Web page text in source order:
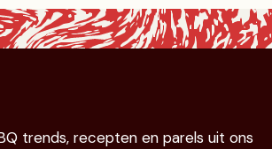
trends, recepten en parels uit ons